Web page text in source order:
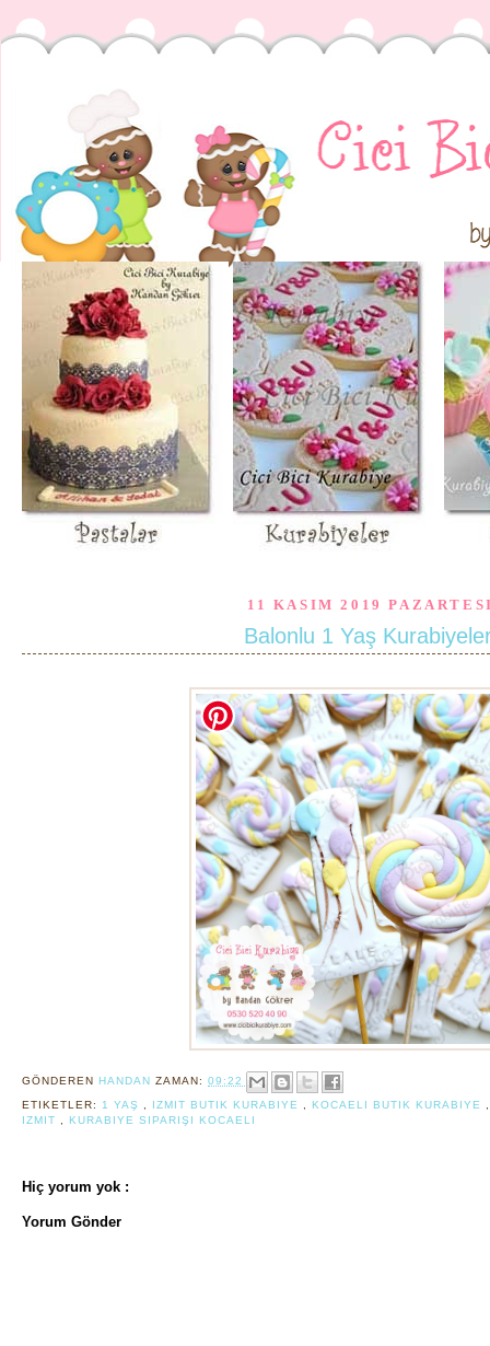
11 KASIM 2019
Balonlu 1 Yaş
GÖNDEREN HANDAN ZAMAN: 09:22
ETIKETLER: 1 YAŞ IZMIT BUTIK KURABIYE KOCAELI BUTIK KURABIYE
IZMIT
KURABIYE SIPARIŞI KOCAELI
Hiç yorum yok :
Yorum Gönder